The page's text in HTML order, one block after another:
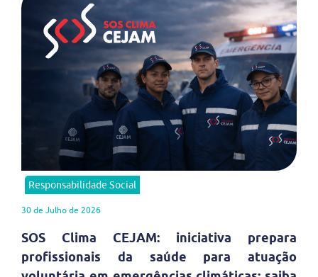
Responsabilidade Social
30 de Julho de 2026
SOS Clima CEJAM: iniciativa prepara
profissionais da saúde para atuação